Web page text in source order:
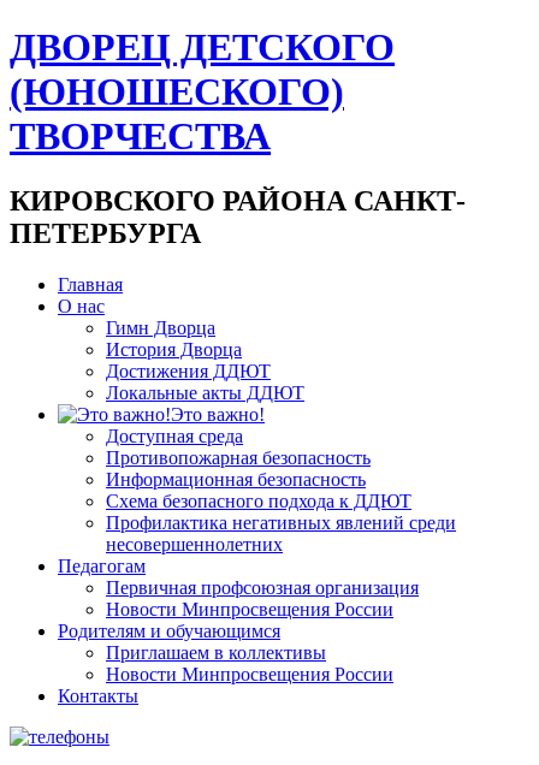
ДВОРЕЦ ДЕТСКОГО
(ЮНОШЕСКОГО)
ТВОРЧЕСТВА
КИРОВСКОГО РАЙОНА САНКТ-
ПЕТЕРБУРГА
Главная
О нас
Гимн Дворца
История Дворца
Достижения ДДЮТ
Локальные акты ДДЮТ
Это важно!
Доступная среда
Противопожарная безопасность
Информационная безопасность
Схема безопасного подхода к ДДЮТ
Профилактика негативных явлений среди
несовершеннолетних
Педагогам
Первичная профсоюзная организация
Новости Минпросвещения России
Родителям и обучающимся
Приглашаем в коллективы
Новости Минпросвещения России
Контакты